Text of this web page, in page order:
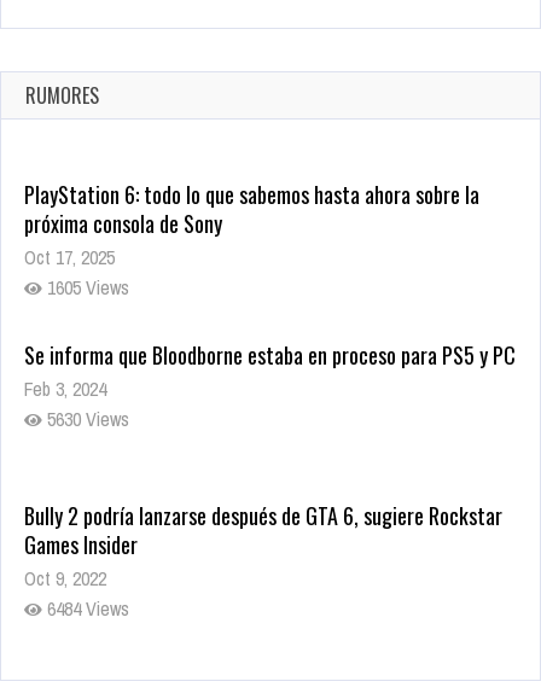
La configuración de Call of Duty 2021 aparentemente ya fue
Ago 8, 2021
10004 Views
RUMORES
PlayStation 6: todo lo que sabemos hasta ahora sobre la
próxima consola de Sony
Oct 17, 2025
1605 Views
Se informa que Bloodborne estaba en proceso para PS5 y PC
Feb 3, 2024
5630 Views
Bully 2 podría lanzarse después de GTA 6, sugiere Rockstar
Games Insider
Oct 9, 2022
6484 Views
Rumor: Se filtran los primeros detalles de Resident Evil 9